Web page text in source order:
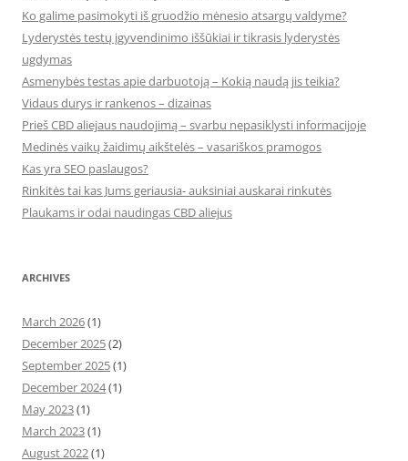
Ko galime pasimokyti iš gruodžio mėnesio atsargų valdyme?
Lyderystės testų įgyvendinimo iššūkiai ir tikrasis lyderystės
ugdymas
Asmenybės testas apie darbuotoją – Kokią naudą jis teikia?
Vidaus durys ir rankenos – dizainas
Prieš CBD aliejaus naudojimą – svarbu nepasiklysti informacijoje
Medinės vaikų žaidimų aikštelės – vasariškos pramogos
Kas yra SEO paslaugos?
Rinkitės tai kas Jums geriausia- auksiniai auskarai rinkutės
Plaukams ir odai naudingas CBD aliejus
ARCHIVES
March 2026(1)
December 2025(2)
September 2025(1)
December 2024(1)
May 2023(1)
March 2023(1)
August 2022(1)